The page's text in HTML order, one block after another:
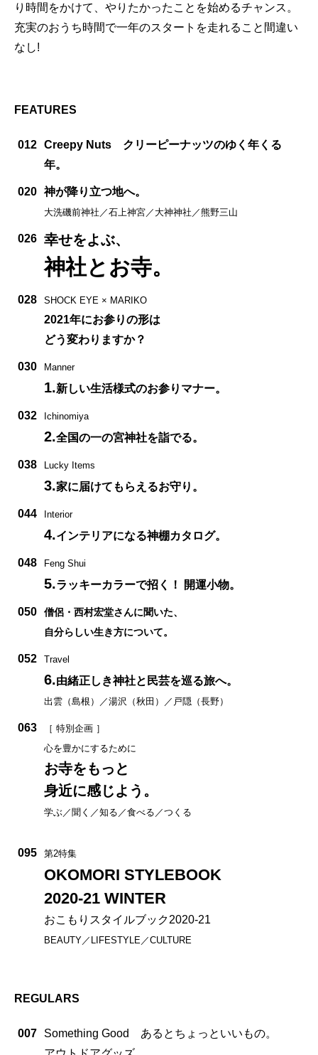
り時間をかけて、やりたかったことを始めるチャンス。
充実のおうち時間で一年のスタートを走れること間違い
なし!
FEATURES
012 Creepy Nuts クリーピーナッツのゆく年くる
年。
020 神が降り立つ地へ。
大洗磯前神社／石上神宮／大神神社／熊野三山
026 幸せをよぶ、
神社とお寺。
028 SHOCK EYE × MARIKO
2021年にお参りの形は
どう変わりますか？
030 Manner
1.新しい生活様式のお参りマナー。
032 Ichinomiya
2.全国の一の宮神社を詣でる。
038 Lucky Items
3.家に届けてもらえるお守り。
044 Interior
4.インテリアになる神棚カタログ。
048 Feng Shui
5.ラッキーカラーで招く！ 開運小物。
050
僧侶・西村宏堂さんに聞いた、
自分らしい生き方について。
052 Travel
6.由緒正しき神社と民芸を巡る旅へ。
出雲（島根）／湯沢（秋田）／戸隠（長野）
063
［ 特別企画 ］
心を豊かにするために
お寺をもっと
身近に感じよう。
学ぶ／聞く／知る／食べる／つくる
095 第2特集
OKOMORI STYLEBOOK
2020-21 WINTER
おこもりスタイルブック2020-21
BEAUTY／LIFESTYLE／CULTURE
REGULARS
007
Something Good あるとちょっといいもの。